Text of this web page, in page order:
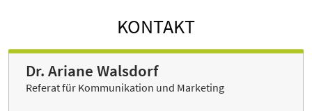
KONTAKT
Dr. Ariane Walsdorf
Referat für Kommunikation und Marketing